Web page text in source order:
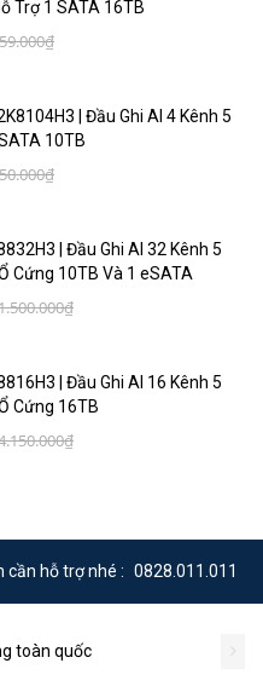
Trợ 1 SATA 16TB
| Đầu Ghi AI 4 Kênh 5
10TB
| Đầu Ghi AI 32 Kênh 5
Cứng 10TB Và 1 eSATA
| Đầu Ghi AI 16 Kênh 5
Cứng 16TB
cần hỗ trợ nhé : 0828.011.011
toàn quốc